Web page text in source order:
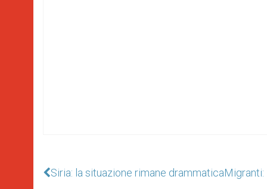
Siria: la situazione rimane drammaticaMigranti: